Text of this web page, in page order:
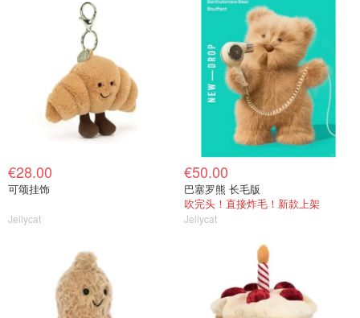
€28.00
可颂挂饰
Jellycat
€50.00
巴塞罗熊 长毛版
吹完头！直接炸毛！新款上架
Jellycat